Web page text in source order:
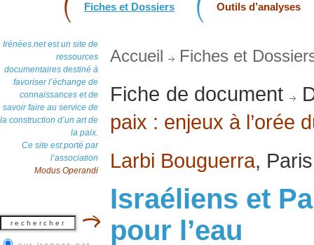
Fiches et Dossiers Outils d’analyses
Irénées.net est un site de
ressources
documentaires destiné à
favoriser l’échange de
connaissances et de
savoir faire au service de
la construction d’un art de
la paix.
Ce site est porté par
l’association
Modus Operandi
Accueil Fiches et
Fiche de document
paix : enjeux à l’orée
Larbi Bouguerra,
Israéliens et
pour l’eau